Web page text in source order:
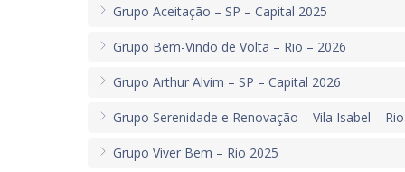
Grupo Aceitação – SP – Capital 2025
Grupo Bem-Vindo de Volta – Rio – 2026
Grupo Arthur Alvim – SP – Capital 2026
Grupo Serenidade e Renovação – Vila Isabel –
Grupo Viver Bem – Rio 2025